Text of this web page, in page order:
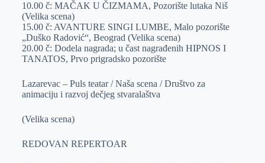
10.00 č: MAČAK U ČIZMAMA, Pozorište lutaka Niš
(Velika scena)
15.00 č: AVANTURE SINGI LUMBE, Malo pozorište
„Duško Radović“, Beograd (Velika scena)
20.00 č: Dodela nagrada; u čast nagrađenih HIPNOS I
TANATOS, Prvo prigradsko pozorište
Lazarevac – Puls teatar / Naša scena / Društvo za
animaciju i razvoj dečjeg stvaralaštva
(Velika scena)
REDOVAN REPERTOAR